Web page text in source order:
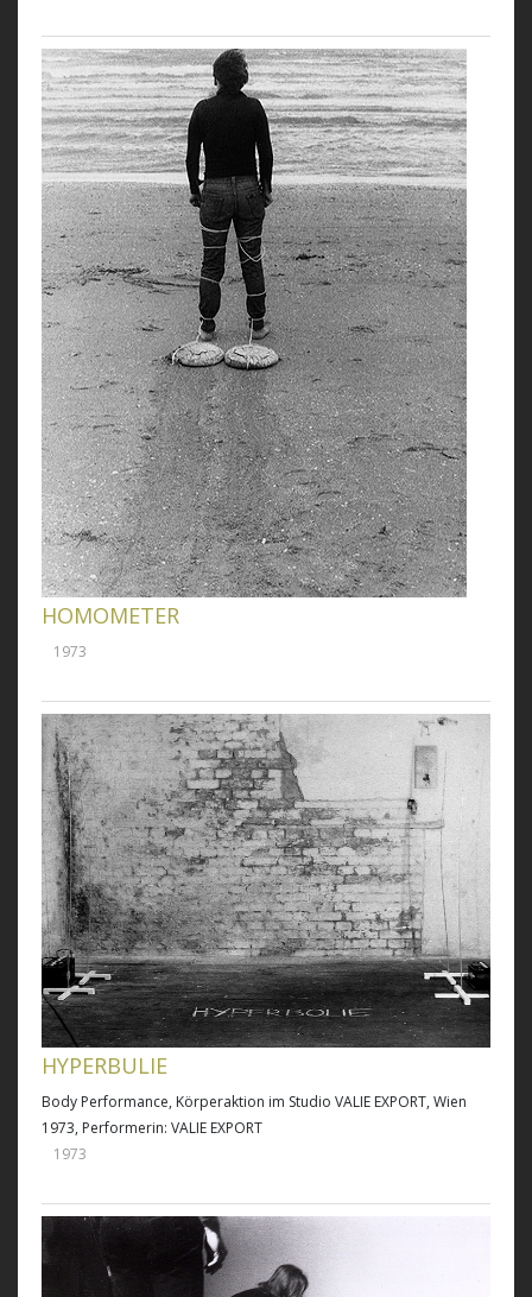
HOMOMETER
1973
HYPERBULIE
Body Performance, Körperaktion im Studio VALIE EXPORT, Wien
1973, Performerin: VALIE EXPORT
1973